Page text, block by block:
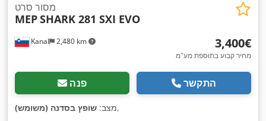
Kanal 2,480 km
מסור סרט
MEPSHARK 281 SXI EVO
‏3,400 ‏€
מחיר קבוע בתוספת מע"מ
פנה התקשר
מצב: שופץ בסדנה (משומש) ,